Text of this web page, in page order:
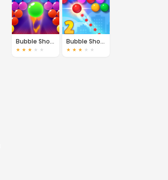
Bubble Shooter Pro 2
★ ★ ★ ★ ★
Bubble Shooter 2
★ ★ ★ ★ ★